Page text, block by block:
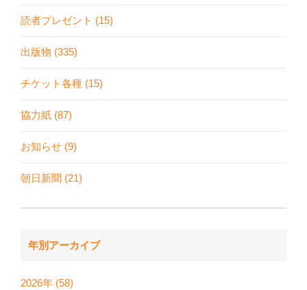
読者プレゼント (15)
出版物 (335)
チケット各種 (15)
協力紙 (87)
お知らせ (9)
朝日新聞 (21)
年別アーカイブ
2026年 (58)